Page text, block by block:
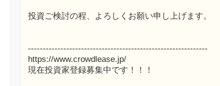
投資ご検討の程、よろしくお願い申し上げます。
-------------------------------------------------------------
https://www.crowdlease.jp/
現在投資家登録募集中です！！！